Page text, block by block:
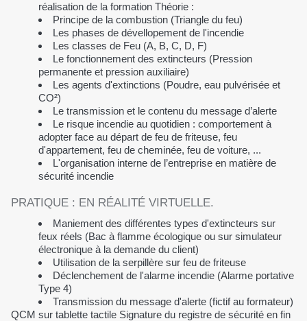
réalisation de la formation Théorie :
Principe de la combustion (Triangle du feu)
Les phases de dévellopement de l'incendie
Les classes de Feu (A, B, C, D, F)
Le fonctionnement des extincteurs (Pression
permanente et pression auxiliaire)
Les agents d'extinctions (Poudre, eau pulvérisée et
CO²)
Le transmission et le contenu du message d’alerte
Le risque incendie au quotidien : comportement à
adopter face au départ de feu de friteuse, feu
d'appartement, feu de cheminée, feu de voiture, ...
L'organisation interne de l’entreprise en matière de
sécurité incendie
PRATIQUE : EN RÉALITÉ VIRTUELLE.
Maniement des différentes types d'extincteurs sur
feux réels (Bac à flamme écologique ou sur simulateur
électronique à la demande du client)
Utilisation de la serpillère sur feu de friteuse
Déclenchement de l'alarme incendie (Alarme portative
Type 4)
Transmission du message d'alerte (fictif au formateur)
QCM sur tablette tactile Signature du registre de sécurité en fin